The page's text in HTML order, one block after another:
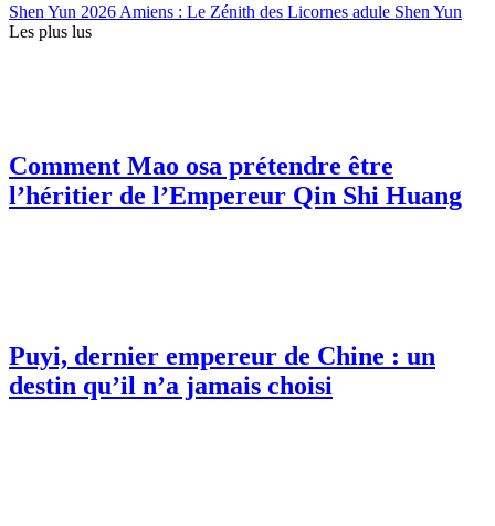
Shen Yun 2026 Amiens : Le Zénith des Licornes adule Shen Yun
Les plus lus
Comment Mao osa prétendre être
l’héritier de l’Empereur Qin Shi Huang
Puyi, dernier empereur de Chine : un
destin qu’il n’a jamais choisi